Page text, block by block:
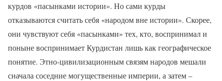
курдов «пасынками истории». Но сами курды
отказываются считать себя «народом вне истории». Скорее,
они чувствуют себя «пасынками» тех, кто, воспринимал и
поныне воспринимает Курдистан лишь как географическое
понятие. Этно-цивилизационным связям народов мешали
сначала соседние могущественные империи, а затем –